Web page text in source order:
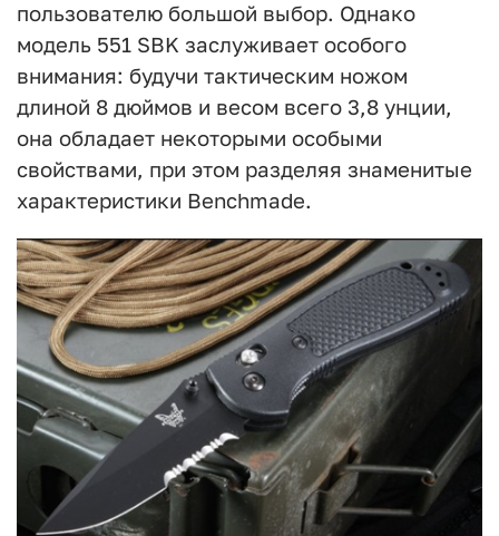
пользователю большой выбор. Однако
модель 551 SBK заслуживает особого
внимания: будучи тактическим ножом
длиной 8 дюймов и весом всего 3,8 унции,
она обладает некоторыми особыми
свойствами, при этом разделяя знаменитые
характеристики Benchmade.